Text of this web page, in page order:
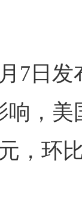
7日
响，美
，环